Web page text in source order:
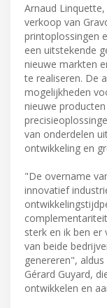
Arnaud
verkoop van
printoplossingen
een uitstekende
nieuwe markten
te realiseren. De
mogelijkheden
nieuwe
van onderdelen
ontwikkeling en
"De overname
innovatief
sterk en ik ben
van beide
genereren",
Gérard Guyard,
ontwikkelen en